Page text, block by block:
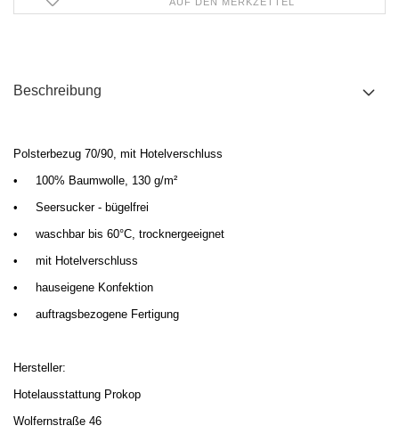
Beschreibung
Polsterbezug 70/90, mit Hotelverschluss
•
100% Baumwolle, 130 g/m²
•
Seersucker - bügelfrei
•
waschbar bis 60°C, trocknergeeignet
•
mit Hotelverschluss
•
hauseigene Konfektion
•
auftragsbezogene Fertigung
Hersteller:
Hotelausstattung Prokop
Wolfernstraße 46